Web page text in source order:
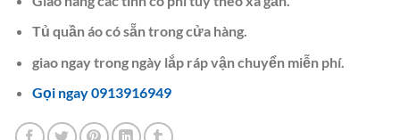
Tủ quần áo có sẵn trong cửa hàng.
giao ngay trong ngày lắp ráp vận chuyển miễn phí.
Gọi ngay 0913916949